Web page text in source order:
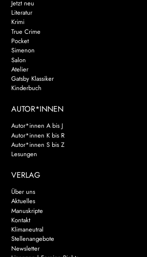
Jetzt neu
Literatur
Krimi
True Crime
Pocket
Simenon
Salon
Atelier
Gatsby Klassiker
Kinderbuch
AUTOR*INNEN
Autor*innen A bis J
Autor*innen K bis R
Autor*innen S bis Z
Lesungen
VERLAG
Über uns
Aktuelles
Manuskripte
Kontakt
Klimaneutral
Stellenangebote
Newsletter